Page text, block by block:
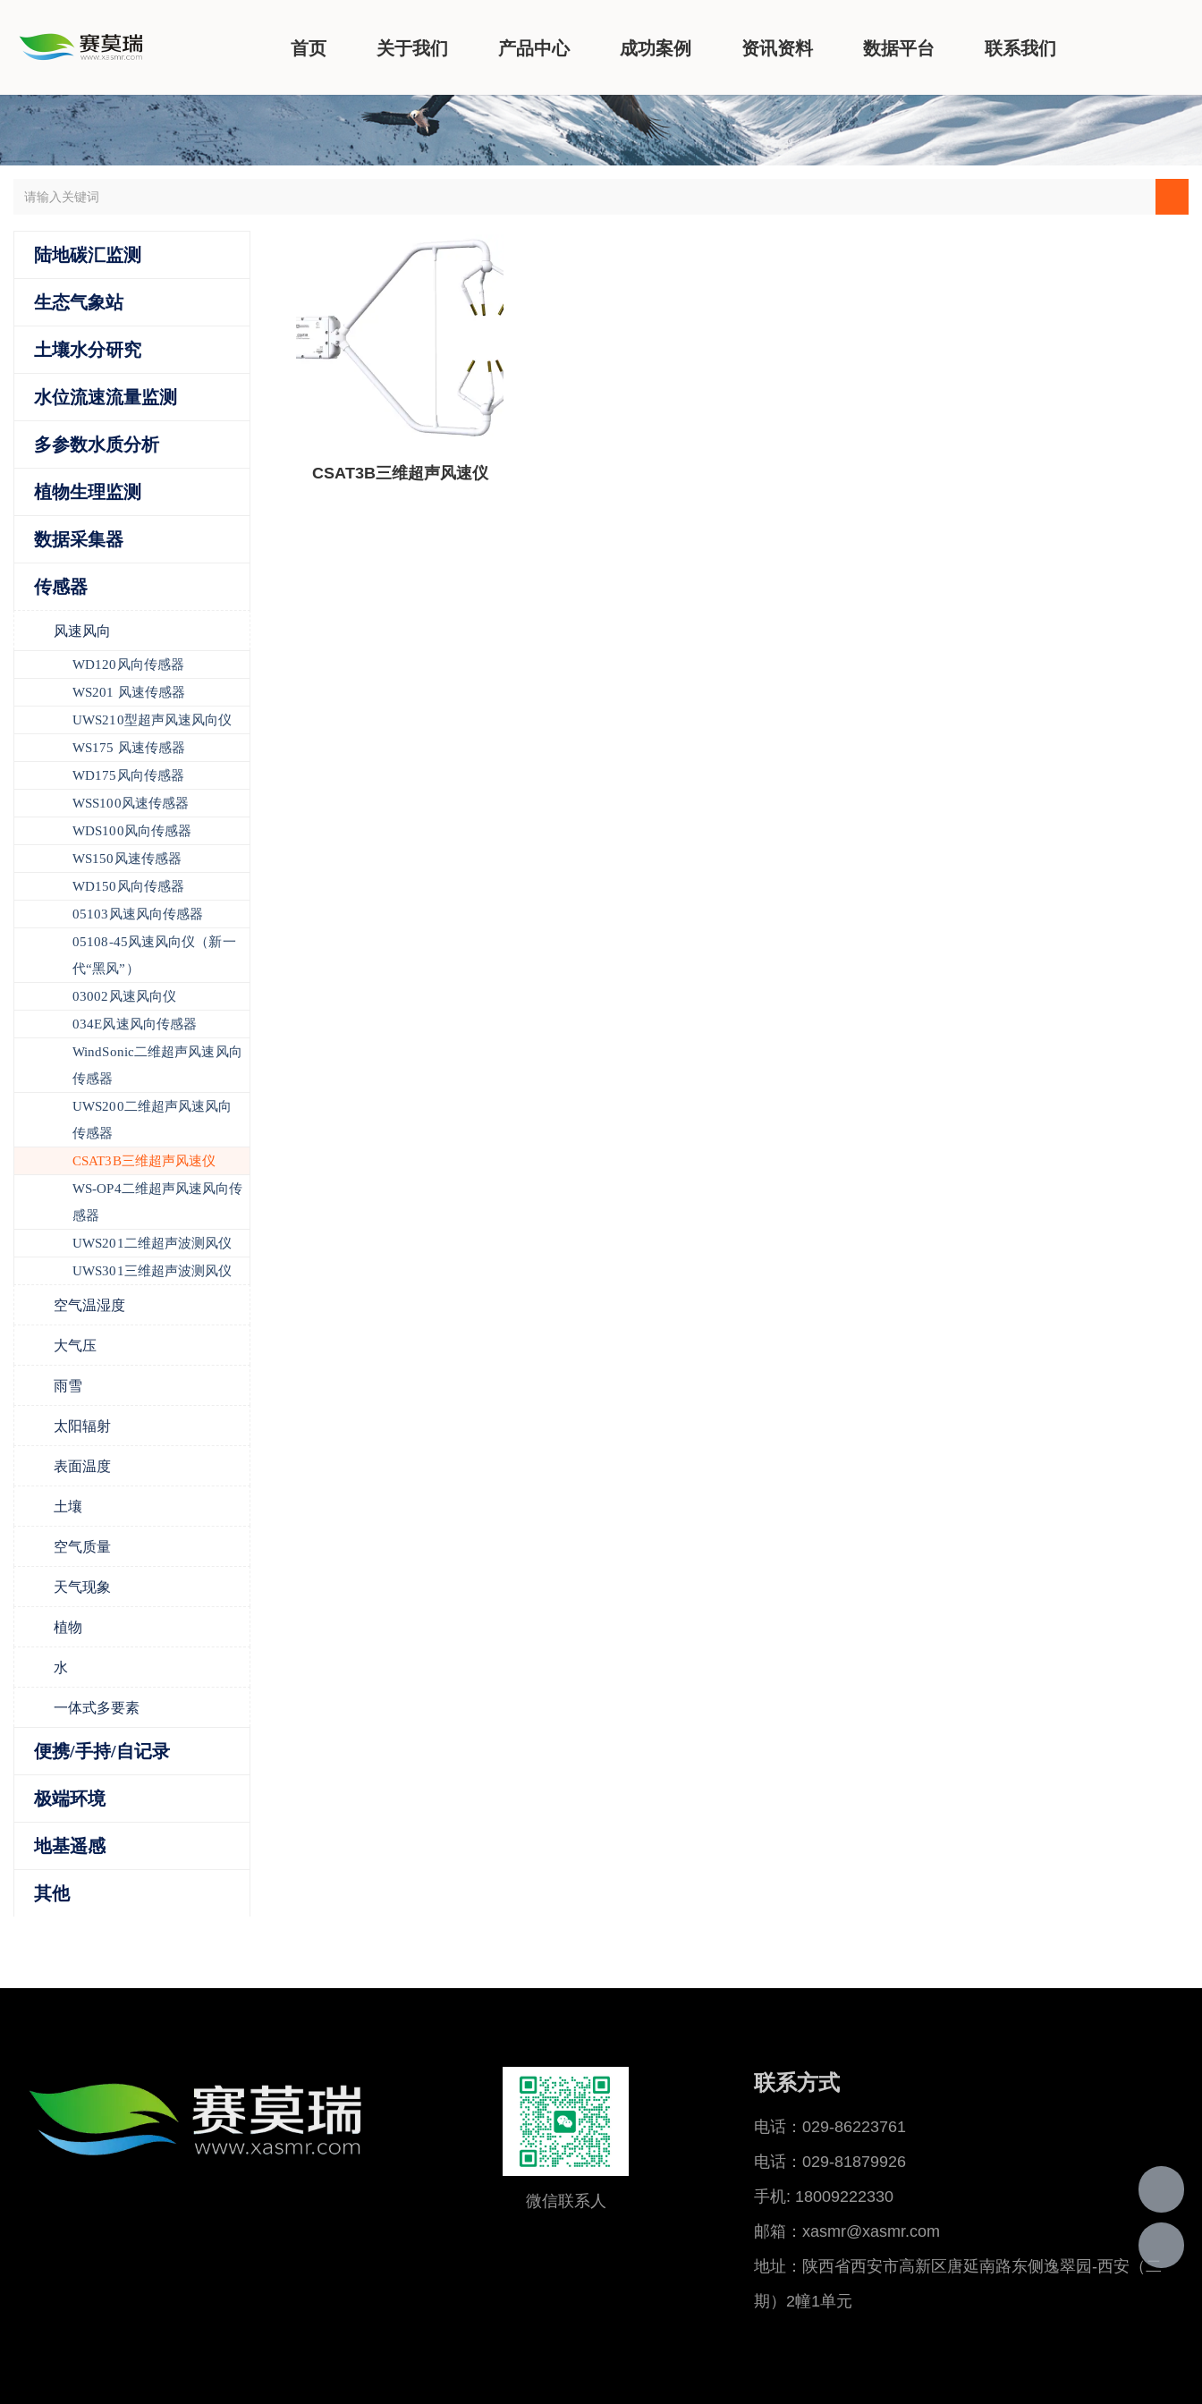
首页 关于我们 产品中心 成功案例 资讯资料 数据平台 联系我们
陆地碳汇监测
生态气象站
土壤水分研究
水位流速流量监测
多参数水质分析
植物生理监测
数据采集器
传感器
风速风向
WD120风向传感器
WS201 风速传感器
UWS210型超声风速风向仪
WS175 风速传感器
WD175风向传感器
WSS100风速传感器
WDS100风向传感器
WS150风速传感器
WD150风向传感器
05103风速风向传感器
05108-45风速风向仪（新一
代“黑风”）
03002风速风向仪
034E风速风向传感器
WindSonic二维超声风速风向
传感器
UWS200二维超声风速风向
传感器
CSAT3B三维超声风速仪
WS-OP4二维超声风速风向传
感器
UWS201二维超声波测风仪
UWS301三维超声波测风仪
空气温湿度
大气压
雨雪
太阳辐射
表面温度
土壤
空气质量
天气现象
植物
水
一体式多要素
便携/手持/自记录
极端环境
地基遥感
其他
CSAT3B三维超声风速仪
微信联系人
联系方式
电话：029-86223761
电话：029-81879926
手机: 18009222330
邮箱：xasmr@xasmr.com
地址：陕西省西安市高新区唐延南路东侧逸翠园-西安（二
期）2幢1单元